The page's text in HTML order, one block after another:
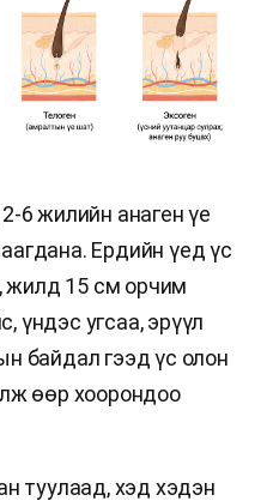
6 жилийн анаген үе
Ердийн үед үс
жилд 15 см орчим
үндэс угсаа, эрүүл
байдал гээд үс олон
өөр хоорондоо
туулаад, хэд хэдэн